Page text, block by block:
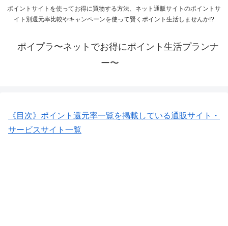
ポイントサイトを使ってお得に買物する方法、ネット通販サイトのポイントサ
イト別還元率比較やキャンペーンを使って賢くポイント生活しませんか!?
ポイプラ〜ネットでお得にポイント生活プランナ
ー〜
《目次》ポイント還元率一覧を掲載している通販サイト・
サービスサイト一覧